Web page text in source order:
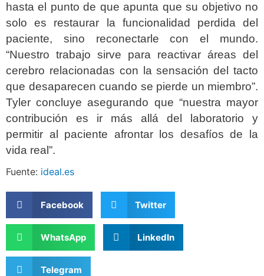
hasta el punto de que apunta que su objetivo no
solo es restaurar la funcionalidad perdida del
paciente, sino reconectarle con el mundo.
“Nuestro trabajo sirve para reactivar áreas del
cerebro relacionadas con la sensación del tacto
que desaparecen cuando se pierde un miembro”.
Tyler concluye asegurando que “nuestra mayor
contribución es ir más allá del laboratorio y
permitir al paciente afrontar los desafíos de la
vida real”.
Fuente: ideal.es
Facebook Twitter
WhatsApp LinkedIn
Telegram